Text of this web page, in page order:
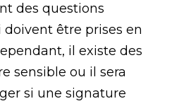
des questions
être prises en
il existe des
sensible ou il sera
si une signature